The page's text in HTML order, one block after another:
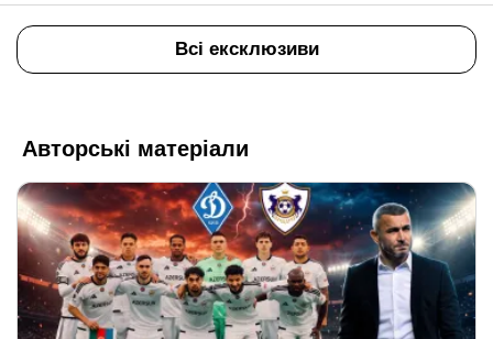
Всі ексклюзиви
Авторські матеріали